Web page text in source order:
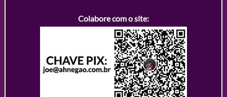
Colabore com o site: